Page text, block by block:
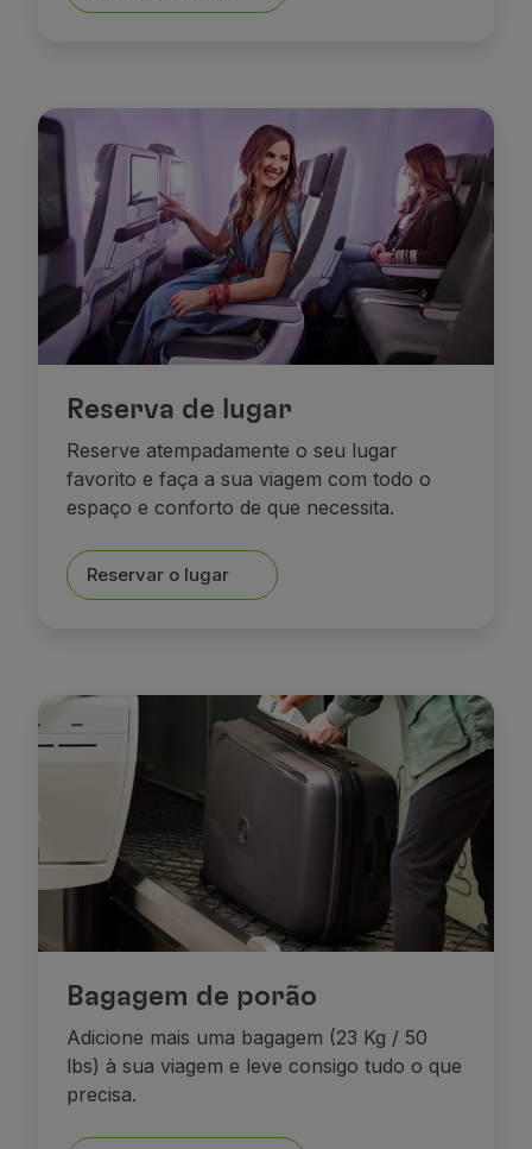
Reserva de lugar
Reserve atempadamente o seu lugar
favorito e faça a sua viagem com todo o
espaço e conforto de que necessita.
Reservar o lugar
Bagagem de porão
Adicione mais uma bagagem (23 Kg / 50
lbs) à sua viagem e leve consigo tudo o que
precisa.